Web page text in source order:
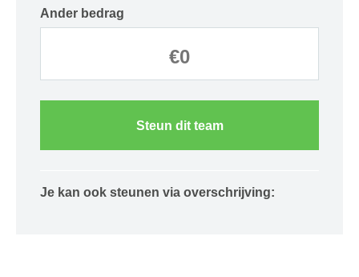
Ander bedrag
Steun dit team
Je kan ook steunen via overschrijving: